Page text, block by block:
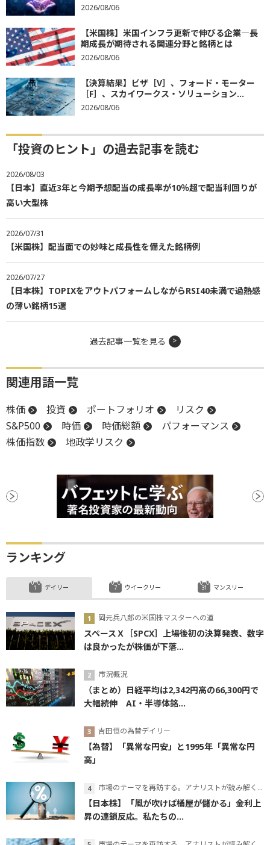
2026/08/06
【米国株】米国インフラ更新で伸びる企業―長
期成長が期待される関連分野と銘柄とは
2026/08/06
【決算結果】ビザ［V］、フォード・モーター
［F］、スカイワークス・ソリューション...
2026/08/06
「投資のヒント」の過去記事を読む
2026/08/03
【日本】直近3年と今期予想配当の成長率が10％超で配当利回りが
高い大型株
2026/07/31
【米国株】配当面での妙味と成長性を備えた銘柄例
2026/07/27
【日本株】TOPIXをアウトパフォームしながらRSI40未満で過熱感
の薄い銘柄15選
過去記事一覧を見る
関連用語一覧
株価 投資 ポートフォリオ
リスク
S&P500
時価 時価総額
パフォーマンス
株価指数
地政学リスク
ランキング
デイリー
岡元兵八郎の米国株マスターへの道
スペースＸ［SPCX］上場後初の決算発表、数字
は良かったが株価が下落...
市況概況
（まとめ）日経平均は2,342円高の66,300円で
大幅続伸 AI・半導体銘...
吉田恒の為替デイリー
【為替】「異常な円安」と1995年「異常な円
高」
市場のテーマを再訪する。アナリストが読み解くテーマの本質
【日本株】「風が吹けば桶屋が儲かる」金利上
昇の連鎖反応。私たちの...
ウイークリー マンスリー